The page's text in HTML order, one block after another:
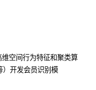
空间行为特征和聚类算
开发会员识别模